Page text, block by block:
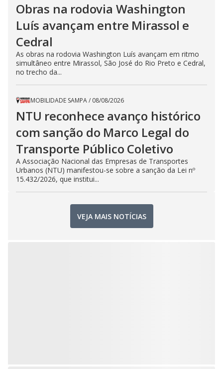
Obras na rodovia Washington
Luís avançam entre Mirassol e
Cedral
As obras na rodovia Washington Luís avançam em ritmo
simultâneo entre Mirassol, São José do Rio Preto e Cedral,
no trecho da...
MOBILIDADE SAMPA/ 08/08/2026
NTU reconhece avanço histórico
com sanção do Marco Legal do
Transporte Público Coletivo
A Associação Nacional das Empresas de Transportes
Urbanos (NTU) manifestou-se sobre a sanção da Lei nº
15.432/2026, que institui...
VEJA MAIS NOTÍCIAS